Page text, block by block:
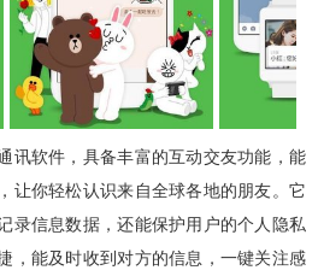
讯软件，具备丰富的互动交友功能，能
让你轻松认识来自全球各地的朋友。它
录信息数据，还能保护用户的个人隐私
，能及时收到对方的信息，一键关注感